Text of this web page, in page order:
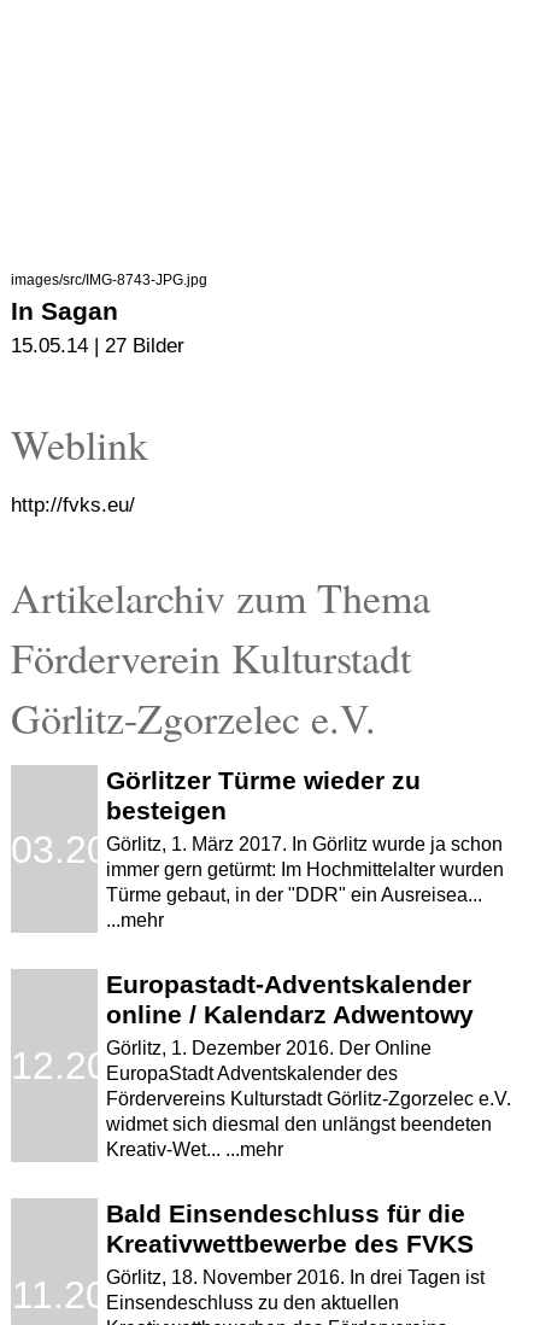
images/src/IMG-8743-JPG.jpg
In Sagan
15.05.14 | 27 Bilder
Weblink
http://fvks.eu/
Artikelarchiv zum Thema
Förderverein Kulturstadt
Görlitz-Zgorzelec e.V.
Görlitzer Türme wieder zu
besteigen
Görlitz, 1. März 2017. In Görlitz wurde ja schon
immer gern getürmt: Im Hochmittelalter wurden
Türme gebaut, in der "DDR" ein Ausreisea...
...mehr
Europastadt-Adventskalender
online / Kalendarz Adwentowy
Görlitz, 1. Dezember 2016. Der Online
EuropaStadt Adventskalender des
Fördervereins Kulturstadt Görlitz-Zgorzelec e.V.
widmet sich diesmal den unlängst beendeten
Kreativ-Wet... ...mehr
Bald Einsendeschluss für die
Kreativwettbewerbe des FVKS
Görlitz, 18. November 2016. In drei Tagen ist
Einsendeschluss zu den aktuellen